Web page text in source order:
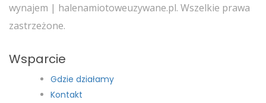
wynajem | halenamiotoweuzywane.pl. Wszelkie prawa
zastrzeżone.
Wsparcie
Gdzie działamy
Kontakt